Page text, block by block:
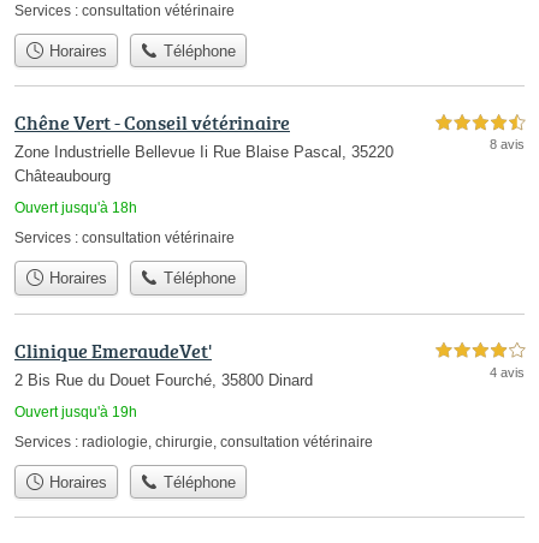
Services : consultation vétérinaire
Horaires Téléphone
Chêne Vert - Conseil vétérinaire
Zone Industrielle Bellevue Ii Rue Blaise Pascal, 35220
Châteaubourg
Ouvert jusqu'à 18h
4,5 étoiles sur 5
8 avis
Services : consultation vétérinaire
Horaires Téléphone
Clinique EmeraudeVet'
2 Bis Rue du Douet Fourché, 35800 Dinard
Ouvert jusqu'à 19h
4,0 étoiles sur 5
4 avis
Services : radiologie chirurgie consultation vétérinaire
Horaires Téléphone